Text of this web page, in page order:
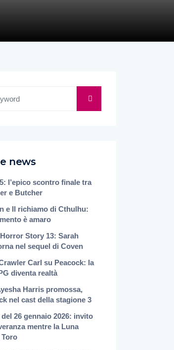
news
l’epico scontro finale tra
e Butcher
e Il richiamo di Cthulhu:
è amaro
Story 13: Sarah
nel sequel di Coven
Carl su Peacock: la
diventa realtà
Harris promossa,
nel cast della stagione 3
26 gennaio 2026: invito
mentre la Luna